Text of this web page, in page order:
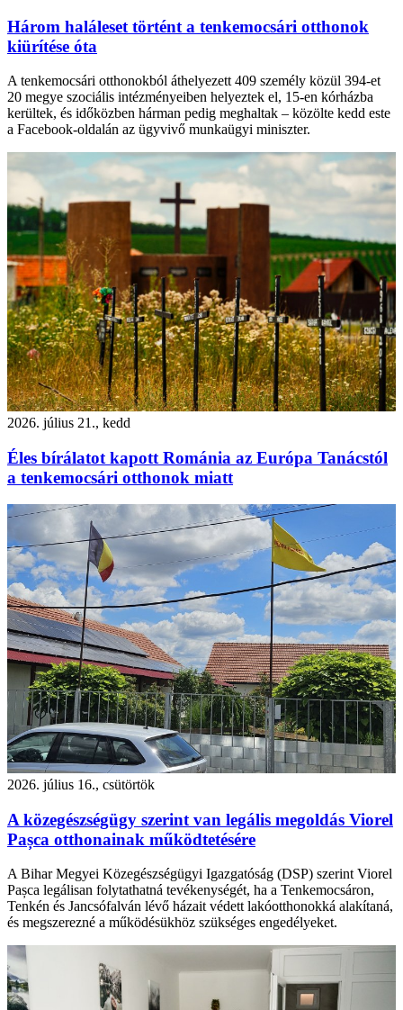
Három haláleset történt a tenkemocsári otthonok
kiürítése óta
A tenkemocsári otthonokból áthelyezett 409 személy közül 394-et
20 megye szociális intézményeiben helyeztek el, 15-en kórházba
kerültek, és időközben hárman pedig meghaltak – közölte kedd este
a Facebook-oldalán az ügyvivő munkaügyi miniszter.
2026. július 21., kedd
Éles bírálatot kapott Románia az Európa Tanácstól
a tenkemocsári otthonok miatt
2026. július 16., csütörtök
A közegészségügy szerint van legális megoldás Viorel
Pașca otthonainak működtetésére
A Bihar Megyei Közegészségügyi Igazgatóság (DSP) szerint Viorel
Pașca legálisan folytathatná tevékenységét, ha a Tenkemocsáron,
Tenkén és Jancsófalván lévő házait védett lakóotthonokká alakítaná,
és megszerezné a működésükhöz szükséges engedélyeket.